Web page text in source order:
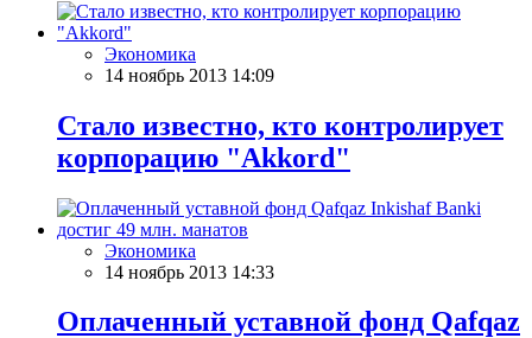
Экономика
14 ноябрь 2013 14:09
Стало известно, кто контролирует
корпорацию "Akkord"
Экономика
14 ноябрь 2013 14:33
Оплаченный уставной фонд Qafqaz